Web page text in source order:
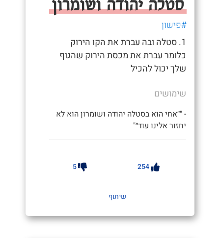
#פישון
1. סטלה ובה עברת את הקו הירוק
כלומר עברת את מכסת הירוק שהגוף
שלך יכול להכיל
שימושים
- "״אחי הוא בסטלה יהודה ושומרון הוא לא
יחזור אלינו עוד״"
254
5
שיתוף